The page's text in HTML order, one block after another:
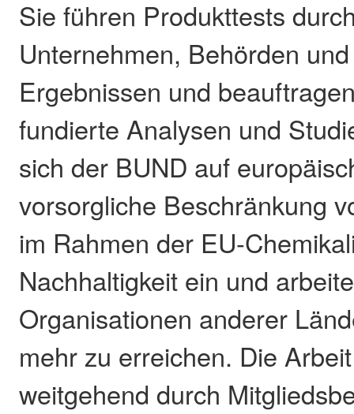
Sie führen Produkttests
Unternehmen, Behörden
Ergebnissen und
fundierte Analysen und
sich der BUND auf
vorsorgliche Beschränkung
im Rahmen der EU-
Nachhaltigkeit ein und
Organisationen anderer
mehr zu erreichen. Die
weitgehend durch